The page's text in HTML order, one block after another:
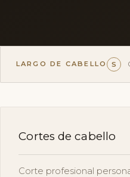
LARGO DE CABELLO S
Cortes de cabello
Corte profesional